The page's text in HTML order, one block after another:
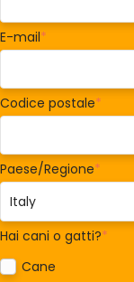
E-mail*
Codice postale*
Paese/Regione*
Hai cani o gatti?*
Cane